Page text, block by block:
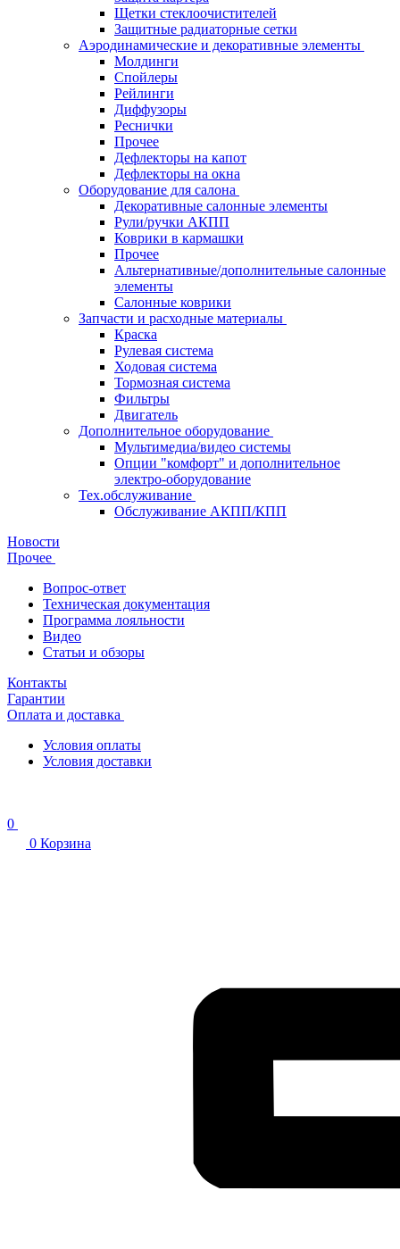
Щетки стеклоочистителей
Защитные радиаторные сетки
Аэродинамические и декоративные элементы
Молдинги
Спойлеры
Рейлинги
Диффузоры
Реснички
Прочее
Дефлекторы на капот
Дефлекторы на окна
Оборудование для салона
Декоративные салонные элементы
Рули/ручки АКПП
Коврики в кармашки
Прочее
Альтернативные/дополнительные салонные
элементы
Салонные коврики
Запчасти и расходные материалы
Краска
Рулевая система
Ходовая система
Тормозная система
Фильтры
Двигатель
Дополнительное оборудование
Мультимедиа/видео системы
Опции "комфорт" и дополнительное
электро-оборудование
Тех.обслуживание
Обслуживание АКПП/КПП
Новости
Прочее
Вопрос-ответ
Техническая документация
Программа лояльности
Видео
Статьи и обзоры
Контакты
Гарантии
Оплата и доставка
Условия оплаты
Условия доставки
0
0 Корзина